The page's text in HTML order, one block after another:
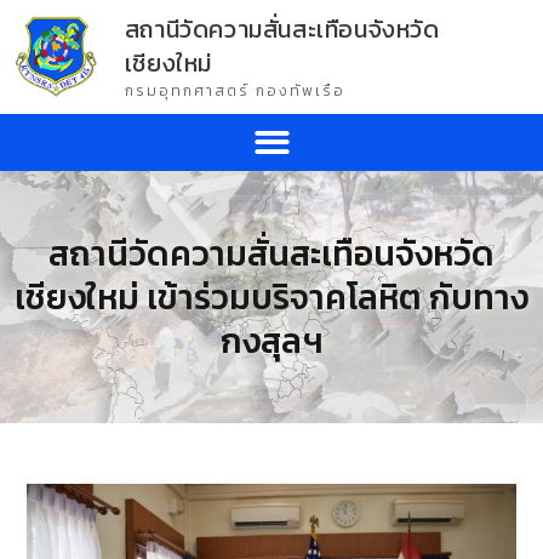
สถานีวัดความสั่นสะเทือนจังหวัด
เชียงใหม่
กรมอุทกศาสตร์ กองทัพเรือ
สถานีวัดความสั่นสะเทือนจังหวัด
เชียงใหม่ เข้าร่วมบริจาคโลหิต กับทาง
กงสุลฯ